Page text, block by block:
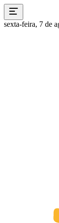
sexta-feira, 7 de